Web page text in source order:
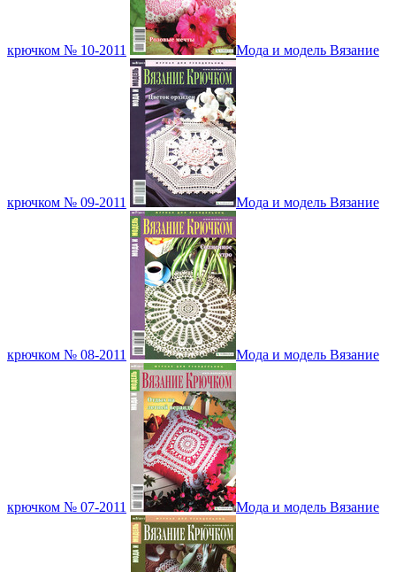
крючком № 10-2011 Мода и модель Вязание
крючком № 09-2011 Мода и модель Вязание
крючком № 08-2011 Мода и модель Вязание
крючком № 07-2011 Мода и модель Вязание